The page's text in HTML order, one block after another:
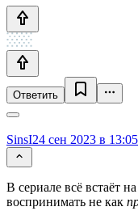
Ответить
SinsI24 сен 2023 в 13:05
В сериале всё встаёт
воспринимать не как